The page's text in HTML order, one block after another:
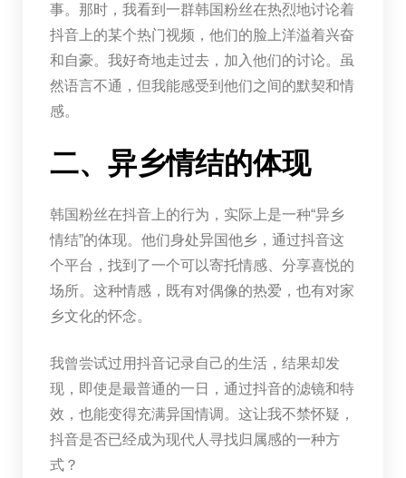
事。那时，我看到一群韩国粉丝在热烈地讨论着
抖音上的某个热门视频，他们的脸上洋溢着兴奋
和自豪。我好奇地走过去，加入他们的讨论。虽
然语言不通，但我能感受到他们之间的默契和情
感。
二、异乡情结的体现
韩国粉丝在抖音上的行为，实际上是一种“异乡
情结”的体现。他们身处异国他乡，通过抖音这
个平台，找到了一个可以寄托情感、分享喜悦的
场所。这种情感，既有对偶像的热爱，也有对家
乡文化的怀念。
我曾尝试过用抖音记录自己的生活，结果却发
现，即使是最普通的一日，通过抖音的滤镜和特
效，也能变得充满异国情调。这让我不禁怀疑，
抖音是否已经成为现代人寻找归属感的一种方
式？